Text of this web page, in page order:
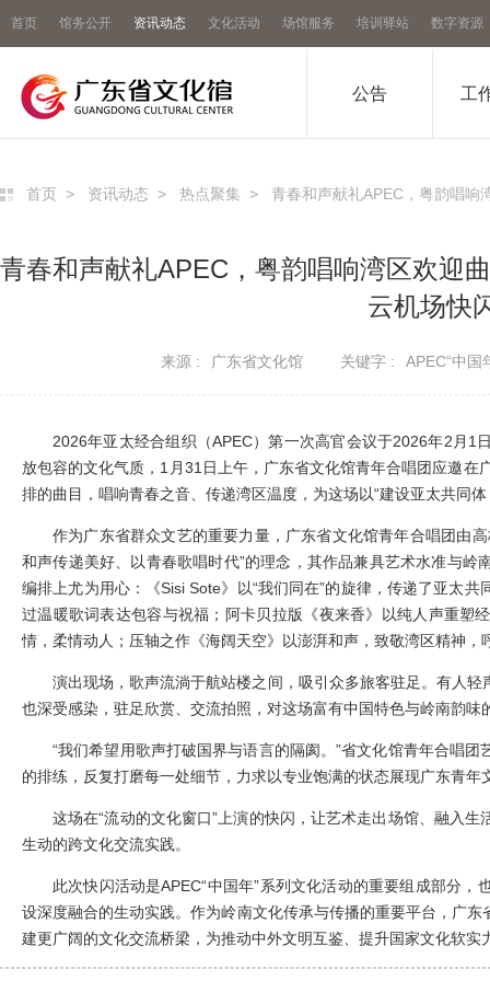
首页 馆务公开 资讯动态 文化活动 场馆服务 培训驿站 数字资源
公告 工
首页 > 资讯动态 > 热点聚集 > 青春和声献礼APEC，粤韵唱
青春和声献礼APEC，粤韵唱响湾区欢
云机场快
来源 : 广东省文化馆 关键字 : APEC“中国
2026年亚太经合组织（APEC）第一次高官会议于2026年2月1
放包容的文化气质，1月31日上午，广东省文化馆青年合唱团应邀
排的曲目，唱响青春之音、传递湾区温度，为这场以“建设亚太共同
作为广东省群众文艺的重要力量，广东省文化馆青年合唱团由
和声传递美好、以青春歌唱时代”的理念，其作品兼具艺术水准与
编排上尤为用心：《Sisi Sote》以“我们同在”的旋律，传递了亚太
过温暖歌词表达包容与祝福；阿卡贝拉版《夜来香》以纯人声重塑
情，柔情动人；压轴之作《海阔天空》以澎湃和声，致敬湾区精神
演出现场，歌声流淌于航站楼之间，吸引众多旅客驻足。有人
也深受感染，驻足欣赏、交流拍照，对这场富有中国特色与岭南韵味
“我们希望用歌声打破国界与语言的隔阂。”省文化馆青年合唱
的排练，反复打磨每一处细节，力求以专业饱满的状态展现广东青年
这场在“流动的文化窗口”上演的快闪，让艺术走出场馆、融入
生动的跨文化交流实践。
此次快闪活动是APEC“中国年”系列文化活动的重要组成部分
设深度融合的生动实践。作为岭南文化传承与传播的重要平台，广
建更广阔的文化交流桥梁，为推动中外文明互鉴、提升国家文化软实